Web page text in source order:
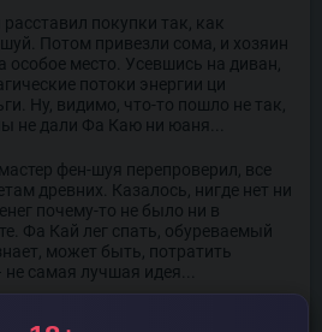
покупки так, как
Потом привезли сома, и хозяин
место. Усевшись на диван,
потоки энергии ци
Ну, видимо, что-то пошло не так,
не дали Фа Каю ни юаня...
фен-шуя перепроверил, все
древних. Казалось, нигде нет ни
почему-то не было ни в
Фа Кай лег спать, обуреваемый
может быть, потратить
самая лучшая идея...